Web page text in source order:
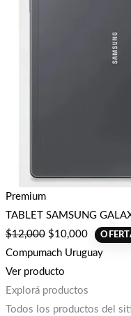
Premium
TABLET SAMSUNG
$12,000 $10,000
Compumach Uruguay
Ver producto
Explorá productos
Todos los productos del